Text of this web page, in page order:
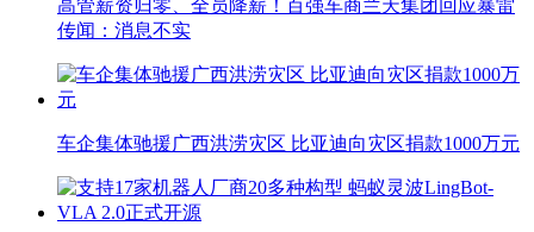
高管薪资归零、全员降薪！百强车商兰天集团回应暴雷
传闻：消息不实
车企集体驰援广西洪涝灾区 比亚迪向灾区捐款1000万元